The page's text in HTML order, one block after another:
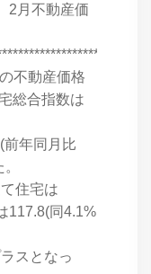
2月不動産価
不動産価格
総合指数は
年同月比
住宅は
117.8(同4.1%
スとなっ